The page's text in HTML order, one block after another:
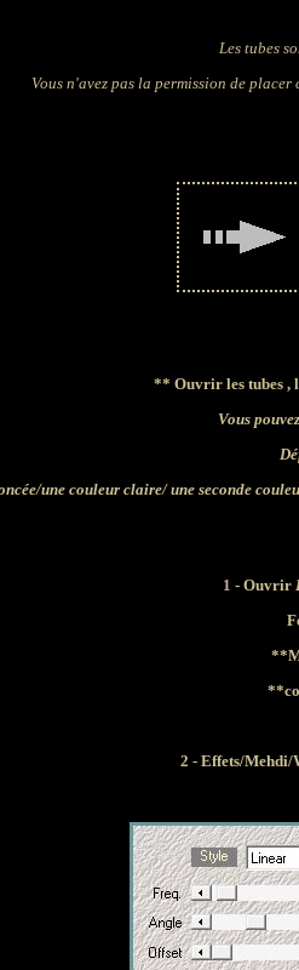
Les tubes
Vous n'avez pas la permission de
** Ouvrir les tubes ,
Vous
une couleur claire/ une seconde
1 - Ouvrir
2 - Effets/Mehdi/